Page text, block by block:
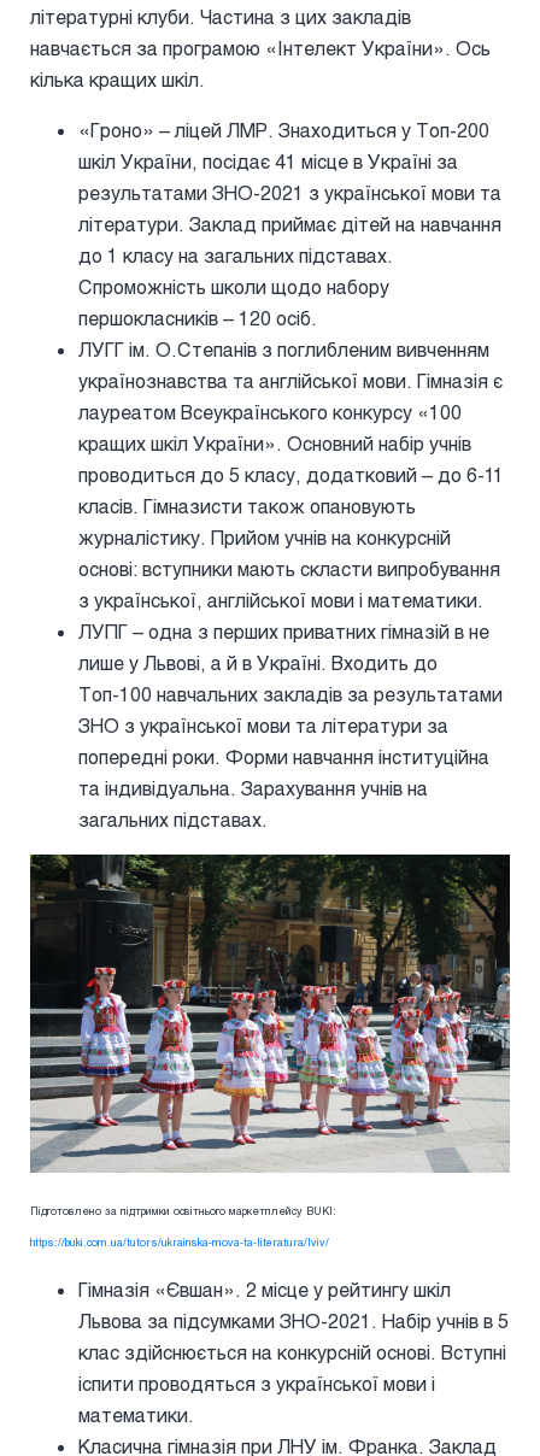
літературні клуби. Частина з цих закладів
навчається за програмою «Інтелект України». Ось
кілька кращих шкіл.
«Гроно» – ліцей ЛМР. Знаходиться у Топ-200
шкіл України, посідає 41 місце в Україні за
результатами ЗНО-2021 з української мови та
літератури. Заклад приймає дітей на навчання
до 1 класу на загальних підставах.
Спроможність школи щодо набору
першокласників – 120 осіб.
ЛУГГ ім. О.Степанів з поглибленим вивченням
українознавства та англійської мови. Гімназія є
лауреатом Всеукраїнського конкурсу «100
кращих шкіл України». Основний набір учнів
проводиться до 5 класу, додатковий – до 6-11
класів. Гімназисти також опановують
журналістику. Прийом учнів на конкурсній
основі: вступники мають скласти випробування
з української, англійської мови і математики.
ЛУПГ – одна з перших приватних гімназій в не
лише у Львові, а й в Україні. Входить до
Топ-100 навчальних закладів за результатами
ЗНО з української мови та літератури за
попередні роки. Форми навчання інституційна
та індивідуальна. Зарахування учнів на
загальних підставах.
Підготовлено за підтримки освітнього маркетплейсу BUKI:
https://buki.com.ua/tutors/ukrainska-mova-ta-literatura/lviv/
Гімназія «Євшан». 2 місце у рейтингу шкіл
Львова за підсумками ЗНО-2021. Набір учнів в 5
клас здійснюється на конкурсній основі. Вступні
іспити проводяться з української мови і
математики.
Класична гімназія при ЛНУ ім. Франка. Заклад